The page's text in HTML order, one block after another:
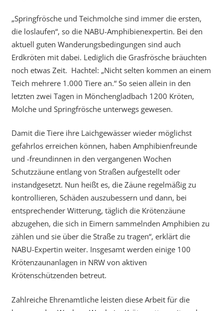
„Springfrösche und Teichmolche sind immer die ersten,
die loslaufen“, so die NABU-Amphibienexpertin. Bei den
aktuell guten Wanderungsbedingungen sind auch
Erdkröten mit dabei. Lediglich die Grasfrösche bräuchten
noch etwas Zeit. Hachtel: „Nicht selten kommen an einem
Teich mehrere 1.000 Tiere an.“ So seien allein in den
letzten zwei Tagen in Mönchengladbach 1200 Kröten,
Molche und Springfrösche unterwegs gewesen.
Damit die Tiere ihre Laichgewässer wieder möglichst
gefahrlos erreichen können, haben Amphibienfreunde
und -freundinnen in den vergangenen Wochen
Schutzzäune entlang von Straßen aufgestellt oder
instandgesetzt. Nun heißt es, die Zäune regelmäßig zu
kontrollieren, Schäden auszubessern und dann, bei
entsprechender Witterung, täglich die Krötenzäune
abzugehen, die sich in Eimern sammelnden Amphibien zu
zählen und sie über die Straße zu tragen“, erklärt die
NABU-Expertin weiter. Insgesamt werden einige 100
Krötenzaunanlagen in NRW von aktiven
Krötenschützenden betreut.
Zahlreiche Ehrenamtliche leisten diese Arbeit für die